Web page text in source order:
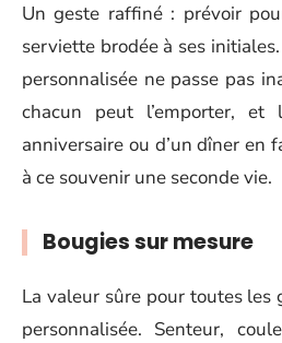
Un geste raffiné : prévoir
serviette brodée à ses
personnalisée ne passe pas
chacun peut l’emporter, et
anniversaire ou d’un dîner en
à ce souvenir une seconde vie.
Bougies sur mesure
La valeur sûre pour toutes les
personnalisée. Senteur,